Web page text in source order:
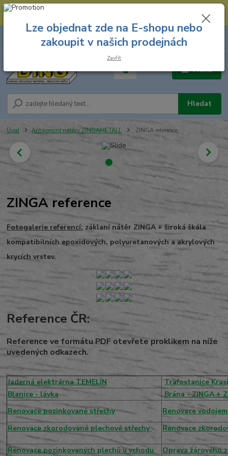
--- Spojovací materiál: 774 431 045 --- Prodejna nářadí: 731 449 423 --
Menu
Hledat
8.00 hod. - 16.00 hod.
za
Úvod Antikorozní nátěry ZINGAMETALL ZINGA reference
ZINGA reference
Fotogalerie referencí: záklaní nátěr ZINGA + široká škála
kompatibilních epoxidových, polyuretanových a akrylových
krycích vrstev.
Reference ČR:
Reference ve formátu PDF otevřete proklikem na níže
uvedených odkazech.
Jaderná elektrárna TEMELÍN
Trafostanice
Blanice - lávka
Brána - ZINGA +
Renovace pozinkované střechy
Renovace
Renovace zkorodované plechové střechy
Renovace
Renovace pozinkovaných plechů u vchodu
Oprava žárového
Lze objednat zde na E-shopu nebo
zakoupit v našich prodejnách
Zavřít